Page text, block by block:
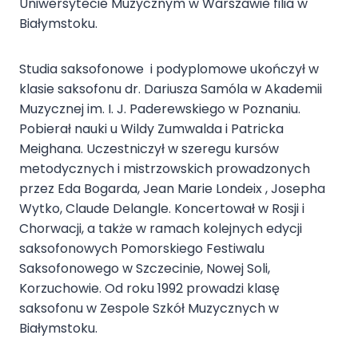
Uniwersytecie Muzycznym w Warszawie filia w
Białymstoku.
Studia saksofonowe i podyplomowe ukończył w
klasie saksofonu dr. Dariusza Samóla w Akademii
Muzycznej im. I. J. Paderewskiego w Poznaniu.
Pobierał nauki u Wildy Zumwalda i Patricka
Meighana. Uczestniczył w szeregu kursów
metodycznych i mistrzowskich prowadzonych
przez Eda Bogarda, Jean Marie Londeix , Josepha
Wytko, Claude Delangle. Koncertował w Rosji i
Chorwacji, a także w ramach kolejnych edycji
saksofonowych Pomorskiego Festiwalu
Saksofonowego w Szczecinie, Nowej Soli,
Korzuchowie. Od roku 1992 prowadzi klasę
saksofonu w Zespole Szkół Muzycznych w
Białymstoku.